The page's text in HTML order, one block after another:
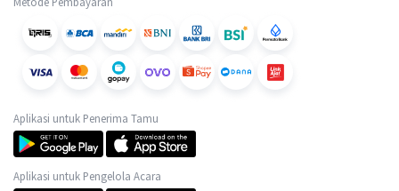
Aplikasi untuk Penerima Tamu
Aplikasi untuk Pengelola Acara